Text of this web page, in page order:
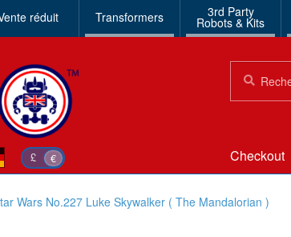
réduit Transformers 3rd Party
Robots & Kits
£ € Checkout
Wars No.227 Luke Skywalker ( The Mandalorian )